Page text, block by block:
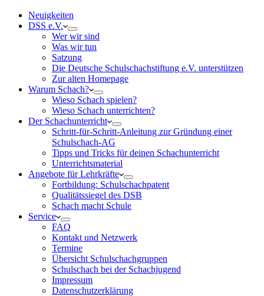
Neuigkeiten
DSS e.V.
Wer wir sind
Was wir tun
Satzung
Die Deutsche Schulschachstiftung e.V. unterstützen
Zur alten Homepage
Warum Schach?
Wieso Schach spielen?
Wieso Schach unterrichten?
Der Schachunterricht
Schritt-für-Schritt-Anleitung zur Gründung einer
Schulschach-AG
Tipps und Tricks für deinen Schachunterricht
Unterrichtsmaterial
Angebote für Lehrkräfte
Fortbildung: Schulschachpatent
Qualitätssiegel des DSB
Schach macht Schule
Service
FAQ
Kontakt und Netzwerk
Termine
Übersicht Schulschachgruppen
Schulschach bei der Schachjugend
Impressum
Datenschutzerklärung